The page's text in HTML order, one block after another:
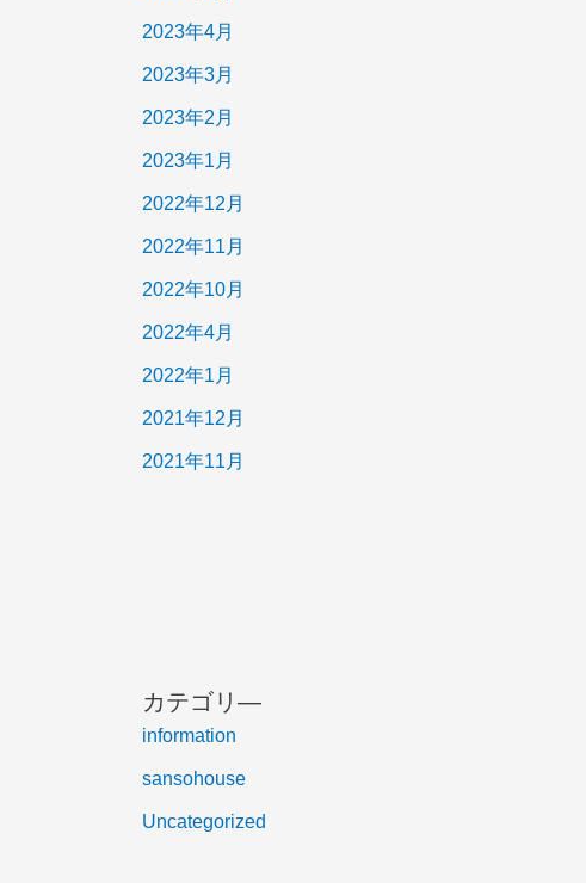
2023年4月
2023年3月
2023年2月
2023年1月
2022年12月
2022年11月
2022年10月
2022年4月
2022年1月
2021年12月
2021年11月
カテゴリ―
information
sansohouse
Uncategorized